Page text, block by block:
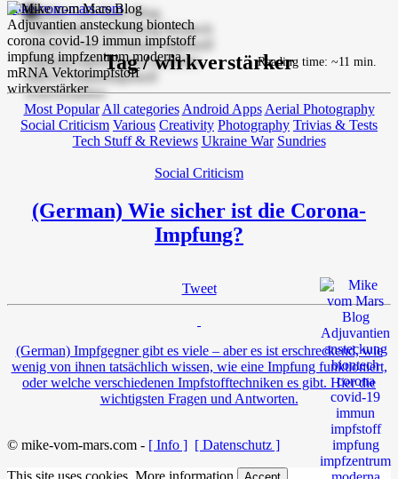
mike-vom-mars.com
Tag / wirkverstärker
Most Popular All categories Android Apps Aerial Photography
Social Criticism Various Creativity Photography Trivias & Tests
Tech Stuff & Reviews Ukraine War Sundries
Social Criticism
(German) Wie sicher ist die Corona-
Impfung?
Tweet
Reading time: ~11 min.
(German) Impfgegner gibt es viele – aber es ist erschreckend, wie
wenig von ihnen tatsächlich wissen, wie eine Impfung funktioniert,
oder welche verschiedenen Impfstofftechniken es gibt. Hier die
wichtigsten Fragen und Antworten.
© mike-vom-mars.com - [ Info ] [ Datenschutz ]
This site uses cookies. More information